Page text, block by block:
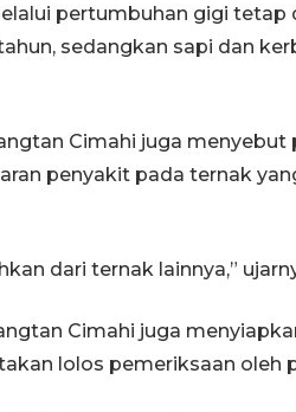
pertumbuhan gigi tetap
sedangkan sapi dan
Cimahi juga menyebut
penyakit pada ternak
dari ternak lainnya,”
Cimahi juga
lolos pemeriksaan oleh